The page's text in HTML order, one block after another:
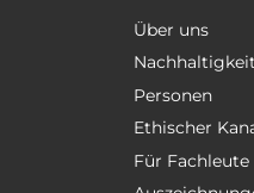
Über uns
Nachhaltigkeit
Personen
Ethischer
Für Fachleute